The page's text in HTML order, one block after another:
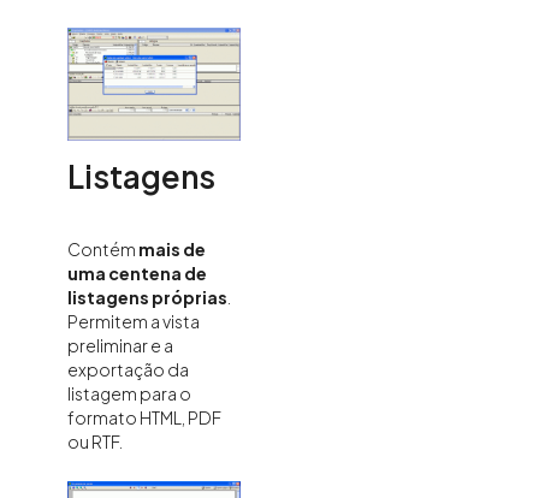
Listagens
Contém mais de
uma centena de
listagens próprias
Permitem a vista
preliminar e a
exportação da
listagem para o
formato HTML, PDF
ou RTF.